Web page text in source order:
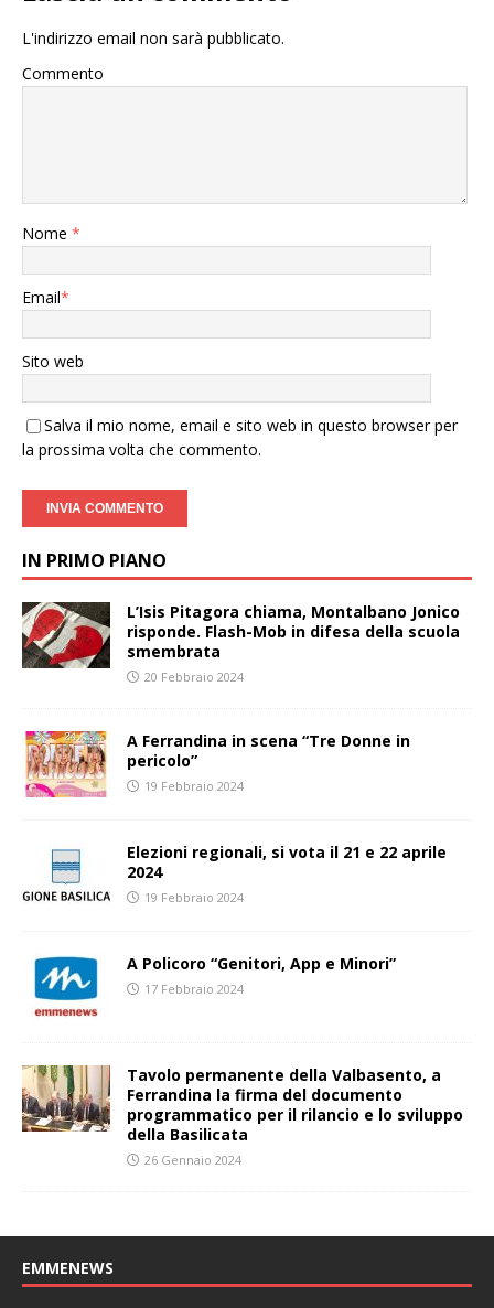
L'indirizzo email non sarà pubblicato.
Commento
Nome *
Email*
Sito web
Salva il mio nome, email e sito web in questo browser per
la prossima volta che commento.
IN PRIMO PIANO
L’Isis Pitagora chiama, Montalbano Jonico
risponde. Flash-Mob in difesa della scuola
smembrata
20 Febbraio 2024
A Ferrandina in scena “Tre Donne in
pericolo”
19 Febbraio 2024
Elezioni regionali, si vota il 21 e 22 aprile
2024
19 Febbraio 2024
A Policoro “Genitori, App e Minori”
17 Febbraio 2024
Tavolo permanente della Valbasento, a
Ferrandina la firma del documento
programmatico per il rilancio e lo sviluppo
della Basilicata
26 Gennaio 2024
EMMENEWS